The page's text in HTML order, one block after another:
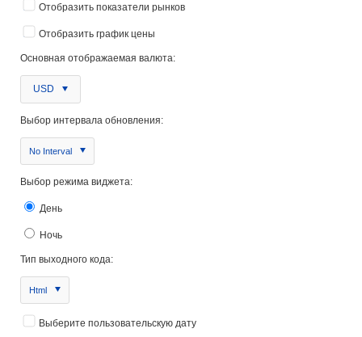
Отобразить показатели рынков
Отобразить график цены
Основная отображаемая валюта:
USD
Выбор интервала обновления:
No Interval
Выбор режима виджета:
День
Ночь
Тип выходного кода:
Html
Выберите пользовательскую дату